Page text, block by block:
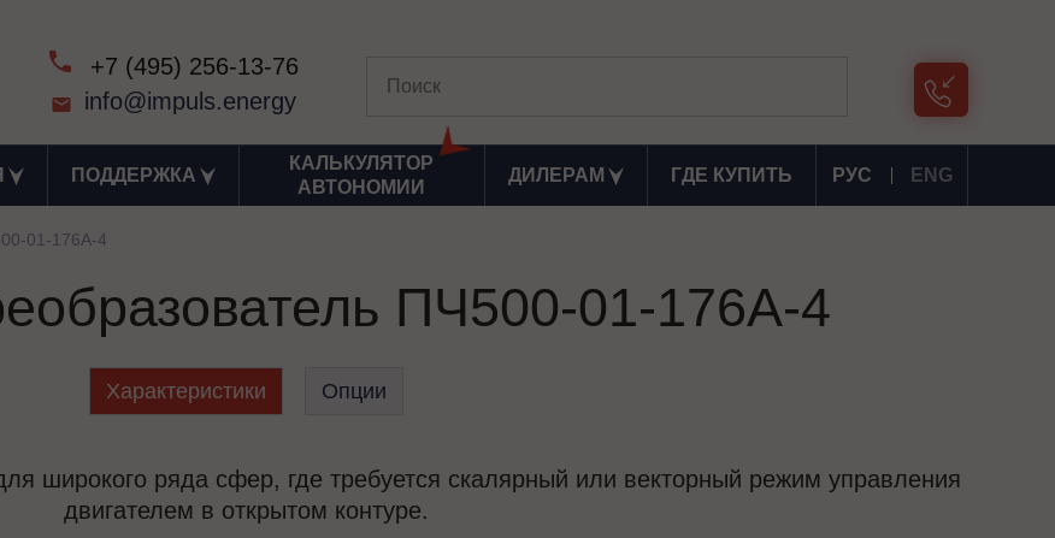
+7 (495) 256-13-76
info@impuls.energy
ПОДДЕРЖКА
КАЛЬКУЛЯТОР
АВТОНОМИИ
ДИЛЕРАМ ГДЕ КУПИТЬ РУС ENG
01-176А-4
ПЧ500-01-176А-4
Характеристики Опции
широкого ряда сфер, где требуется скалярный или векторный режим управления
двигателем в открытом контуре.